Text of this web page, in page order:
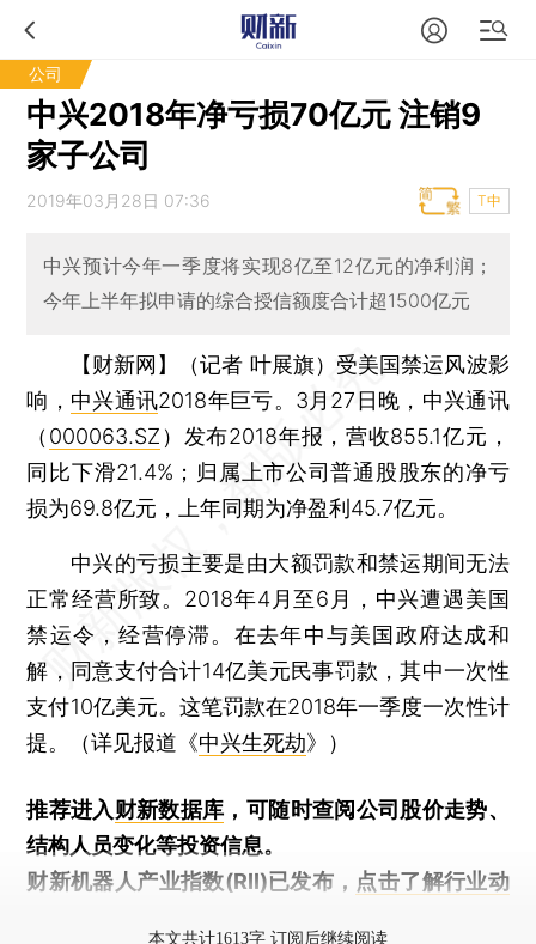
公司
中兴2018年净亏损70亿元 注销9
家子公司
2019年03月28日 07:36 T中
中兴预计今年一季度将实现8亿至12亿元的净利润；
今年上半年拟申请的综合授信额度合计超1500亿元
【财新网】（记者 叶展旗） 受美国禁运风波影
响， 中兴通讯2018年巨亏。3月27日晚，中兴通讯
（ 000063.SZ ）发布2018年报，营收855.1亿元，
同比下滑21.4%；归属上市公司普通股股东的净亏
损为69.8亿元，上年同期为净盈利45.7亿元。
中兴的亏损主要是由大额罚款和禁运期间无法
正常经营所致。2018年4月至6月，中兴遭遇美国
禁运令，经营停滞。在去年中与美国政府达成和
解，同意支付合计14亿美元民事罚款，其中一次性
支付10亿美元。这笔罚款在2018年一季度一次性计
提。（详见报道《中兴生死劫》）
推荐进入财新数据库 ，可随时查阅公司股价走势、
结构人员变化等投资信息。
财新机器人产业指数(RII)已发布， 点击了解行业动
本文共计1613字 订阅后继续阅读